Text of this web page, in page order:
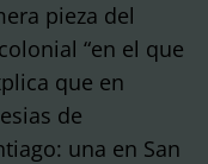
pieza del
“en el que
que en
de
una en San